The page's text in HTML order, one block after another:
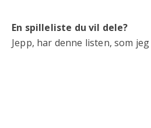
En spilleliste du vil dele?
Jepp, har denne listen, som